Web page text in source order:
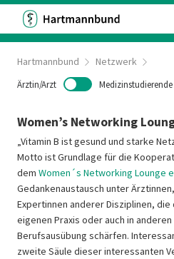
Hartmannbund Netzwerk
Ärztin/Arzt Medizinstudierende
Women’s Networking
„Vitamin B ist gesund und starke
Motto ist Grundlage für die
dem Women´s Networking Lounge
Gedankenaustausch unter
Expertinnen anderer Disziplinen,
eigenen Praxis oder auch in
Berufsausübung schärfen.
zweite Säule dieser interessanten